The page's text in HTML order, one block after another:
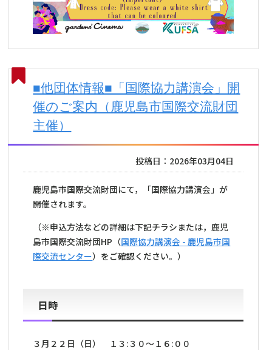
■他団体情報■「国際協力講演会」開
催のご案内（鹿児島市国際交流財団
主催）
投稿日：2026年03月04日
鹿児島市国際交流財団にて，「国際協力講演会」が
開催されます。
（※申込方法などの詳細は下記チラシまたは，鹿児
島市国際交流財団HP（国際協力講演会 - 鹿児島市国
際交流センター）をご確認ください。）
日時
３月２２日（日） １３:３０～１６:００